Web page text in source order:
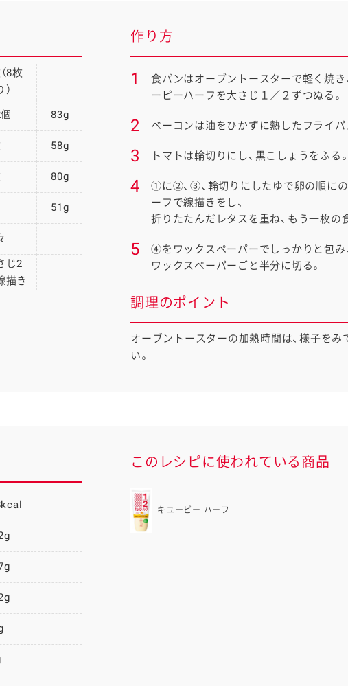
8枚
83g
58g
80g
51g
じ2
描き
作り方
1
食パンはオーブントースターで軽く焼き
ーピーハーフを大さじ１／２ずつぬる。
2 ベーコンは油をひかずに熱したフライパ
3 トマトは輪切りにし、黒こしょうをふる。
4
①に②、③、輪切りにしたゆで卵の順にの
ーフで線描きをし、
折りたたんだレタスを重ね、もう一枚の
5
④をワックスペーパーでしっかりと包み
ワックスペーパーごと半分に切る。
調理のポイント
オーブントースターの加熱時間は、様子をみ
い。
このレシピに使われている商品
キユーピー ハーフ